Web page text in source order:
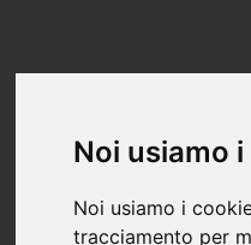
Noi usiamo
Noi usiamo i
tracciamento per